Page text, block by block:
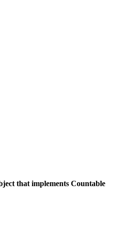
that implements Countable